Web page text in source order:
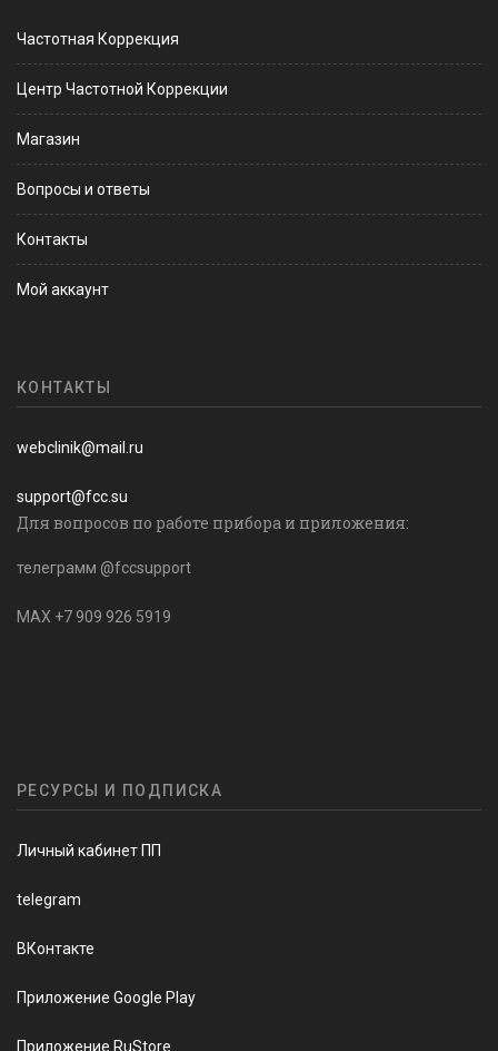
Частотная Коррекция
Центр Частотной Коррекции
Магазин
Вопросы и ответы
Контакты
Мой аккаунт
КОНТАКТЫ
webclinik@mail.ru
support@fcc.su
Для вопросов по работе прибора и приложения:
телеграмм @fccsupport
MAX +7 909 926 5919
РЕСУРСЫ И ПОДПИСКА
Личный кабинет ПП
telegram
ВКонтакте
Приложение Google Play
Приложение RuStore